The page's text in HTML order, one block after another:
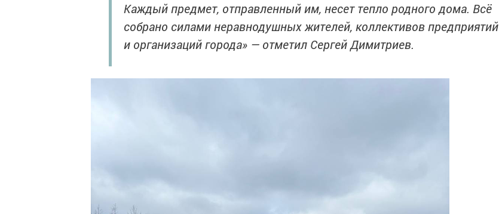
Каждый предмет, отправленный им, несет тепло родного дома. Всё
собрано силами неравнодушных жителей, коллективов предприятий
и организаций города» — отметил Сергей Димитриев.